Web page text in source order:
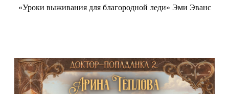
«Уроки выживания для благородной леди» Эми Эванс